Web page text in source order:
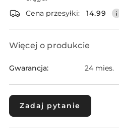
dostawa
Cena przesyłki: 14.99
Więcej o produkcie
Gwarancja: 24 mies.
Zadaj pytanie